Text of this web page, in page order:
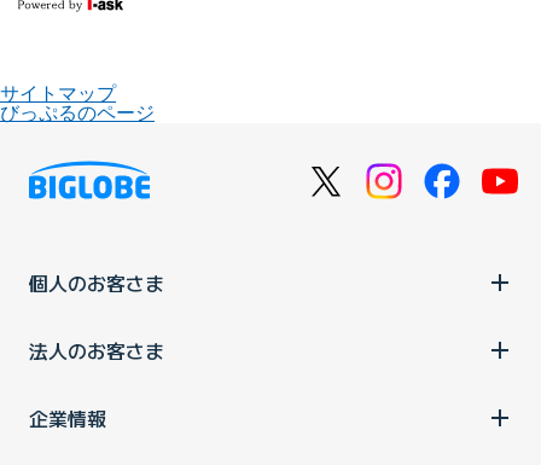
サイトマップ
びっぷるのページ
個人のお客さま
法人のお客さま
企業情報